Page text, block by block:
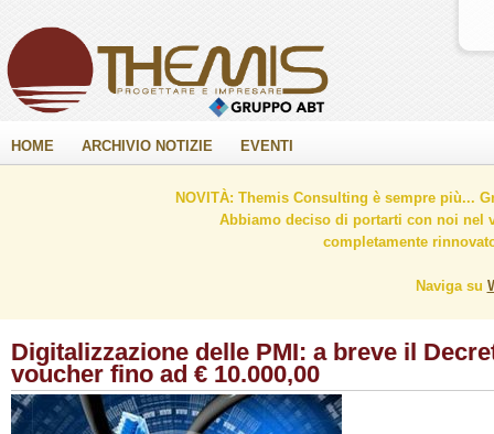
HOME ARCHIVIO NOTIZIE EVENTI
NOVITÀ: Themis Consulting è sempre più...
Abbiamo deciso di portarti con noi nel
completamente
Naviga su
Digitalizzazione delle PMI: a breve il
voucher fino ad € 10.000,00